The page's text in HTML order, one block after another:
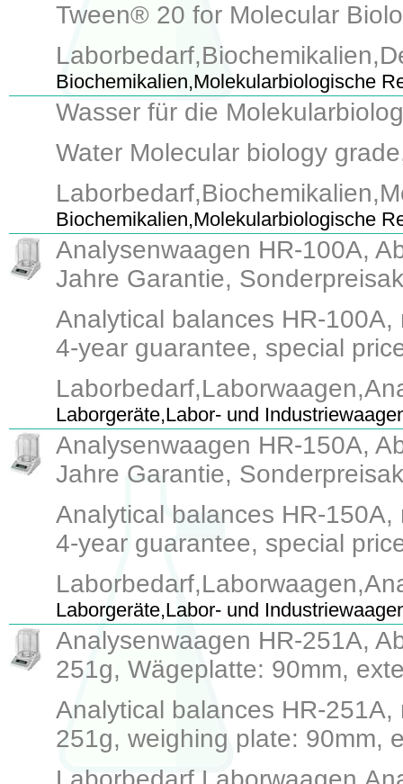
Tween® 20 for Molecular
Biochemikalien,Molekularbiologische
Wasser für die
Water Molecular biology
Biochemikalien,Molekularbiologische
Analysenwaagen HR-100A,
Jahre Garantie,
Analytical balances HR-
4-year guarantee, special
Laborgeräte,Labor- und
Analysenwaagen HR-150A,
Jahre Garantie,
Analytical balances HR-
4-year guarantee, special
Laborgeräte,Labor- und
Analysenwaagen HR-251A,
251g, Wägeplatte: 90mm,
Analytical balances HR-
251g, weighing plate: 90mm,